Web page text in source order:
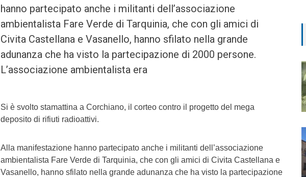
hanno partecipato anche i militanti dell’associazione
ambientalista Fare Verde di Tarquinia, che con gli amici di
Civita Castellana e Vasanello, hanno sfilato nella grande
adunanza che ha visto la partecipazione di 2000 persone.
L’associazione ambientalista era
Si è svolto stamattina a Corchiano, il corteo contro il progetto del mega
deposito di rifiuti radioattivi.
Alla manifestazione hanno partecipato anche i militanti dell’associazione
ambientalista Fare Verde di Tarquinia, che con gli amici di Civita Castellana e
Vasanello, hanno sfilato nella grande adunanza che ha visto la partecipazione